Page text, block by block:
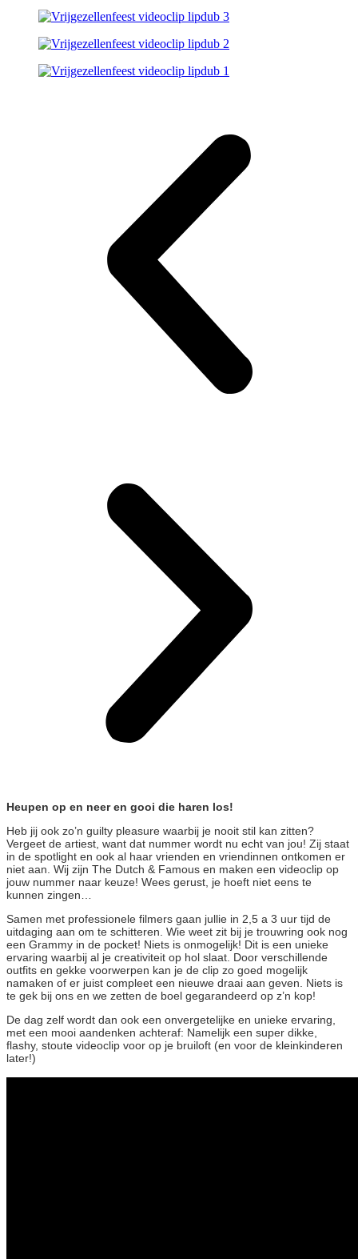
Heupen op en neer en gooi die haren los!
Heb jij ook zo’n guilty pleasure waarbij je nooit stil kan zitten?
Vergeet de artiest, want dat nummer wordt nu echt van jou! Zij staat
in de spotlight en ook al haar vrienden en vriendinnen ontkomen er
niet aan. Wij zijn The Dutch & Famous en maken een videoclip op
jouw nummer naar keuze! Wees gerust, je hoeft niet eens te
kunnen zingen…
Samen met professionele filmers gaan jullie in 2,5 a 3 uur tijd de
uitdaging aan om te schitteren. Wie weet zit bij je trouwring ook nog
een Grammy in de pocket! Niets is onmogelijk! Dit is een unieke
ervaring waarbij al je creativiteit op hol slaat. Door verschillende
outfits en gekke voorwerpen kan je de clip zo goed mogelijk
namaken of er juist compleet een nieuwe draai aan geven. Niets is
te gek bij ons en we zetten de boel gegarandeerd op z’n kop!
De dag zelf wordt dan ook een onvergetelijke en unieke ervaring,
met een mooi aandenken achteraf: Namelijk een super dikke,
flashy, stoute videoclip voor op je bruiloft (en voor de kleinkinderen
later!)